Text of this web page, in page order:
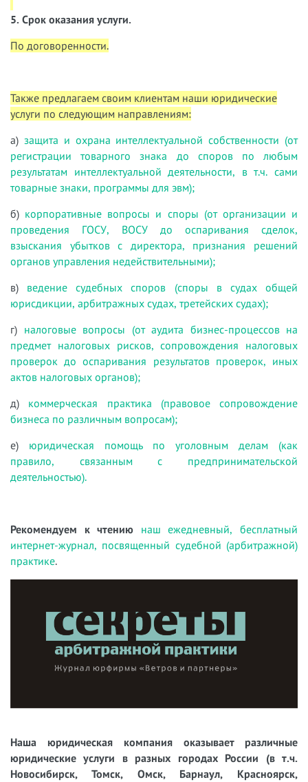
5. Срок оказания услуги.
По договоренности.
Также предлагаем своим клиентам наши юридические
услуги по следующим направлениям:
а) защита и охрана интеллектуальной собственности (от
регистрации товарного знака до споров по любым
результатам интеллектуальной деятельности, в т.ч. сами
товарные знаки, программы для эвм);
б) корпоративные вопросы и споры (от организации и
проведения ГОСУ, ВОСУ до оспаривания сделок,
взыскания убытков с директора, признания решений
органов управления недействительными);
в) ведение судебных споров (споры в судах общей
юрисдикции, арбитражных судах, третейских судах);
г) налоговые вопросы (от аудита бизнес-процессов на
предмет налоговых рисков, сопровождения налоговых
проверок до оспаривания результатов проверок, иных
актов налоговых органов);
д) коммерческая практика (правовое сопровождение
бизнеса по различным вопросам);
е) юридическая помощь по уголовным делам (как
правило, связанным с предпринимательской
деятельностью).
Рекомендуем к чтению наш ежедневный, бесплатный
интернет-журнал, посвященный судебной (арбитражной)
практике.
Наша юридическая компания оказывает различные
юридические услуги в разных городах России (в т.ч.
Новосибирск, Томск, Омск, Барнаул, Красноярск,